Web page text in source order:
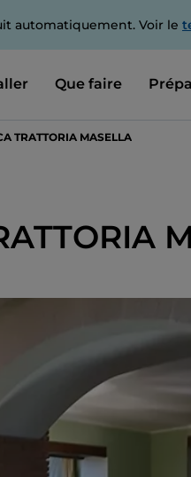
automatiquement. Voir le
Que faire
TRATTORIA MASELLA